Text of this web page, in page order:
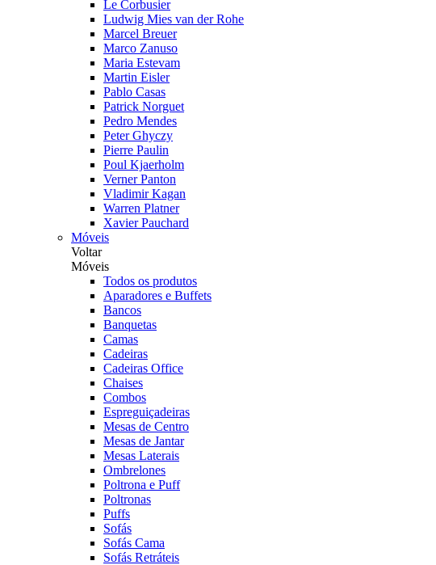
Le Corbusier
Ludwig Mies van der Rohe
Marcel Breuer
Marco Zanuso
Maria Estevam
Martin Eisler
Pablo Casas
Patrick Norguet
Pedro Mendes
Peter Ghyczy
Pierre Paulin
Poul Kjaerholm
Verner Panton
Vladimir Kagan
Warren Platner
Xavier Pauchard
Móveis
Voltar
Móveis
Todos os produtos
Aparadores e Buffets
Bancos
Banquetas
Camas
Cadeiras
Cadeiras Office
Chaises
Combos
Espreguiçadeiras
Mesas de Centro
Mesas de Jantar
Mesas Laterais
Ombrelones
Poltrona e Puff
Poltronas
Puffs
Sofás
Sofás Cama
Sofás Retráteis